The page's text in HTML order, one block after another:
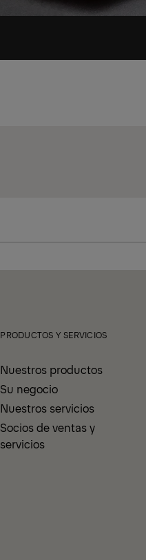
PRODUCTOS Y SERVICIOS
Nuestros productos
Su negocio
Nuestros servicios
Socios de ventas y
servicios